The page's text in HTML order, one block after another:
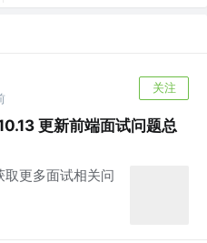
关注
更新前端面试问题总
更多面试相关问